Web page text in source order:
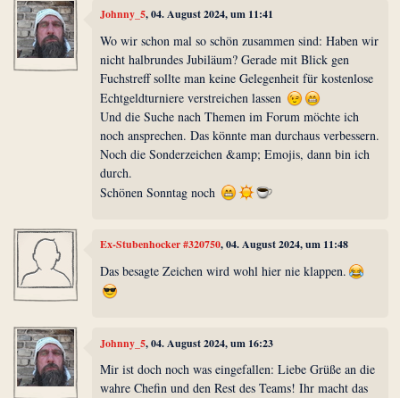
Johnny_5, 04. August 2024, um 11:41
Wo wir schon mal so schön zusammen sind: Haben wir
nicht halbrundes Jubiläum? Gerade mit Blick gen
Fuchstreff sollte man keine Gelegenheit für kostenlose
Echtgeldturniere verstreichen lassen
Und die Suche nach Themen im Forum möchte ich
noch ansprechen. Das könnte man durchaus verbessern.
Noch die Sonderzeichen &amp; Emojis, dann bin ich
durch.
Schönen Sonntag noch
Ex-Stubenhocker #320750, 04. August 2024, um 11:48
Das besagte Zeichen wird wohl hier nie klappen.
Johnny_5, 04. August 2024, um 16:23
Mir ist doch noch was eingefallen: Liebe Grüße an die
wahre Chefin und den Rest des Teams! Ihr macht das